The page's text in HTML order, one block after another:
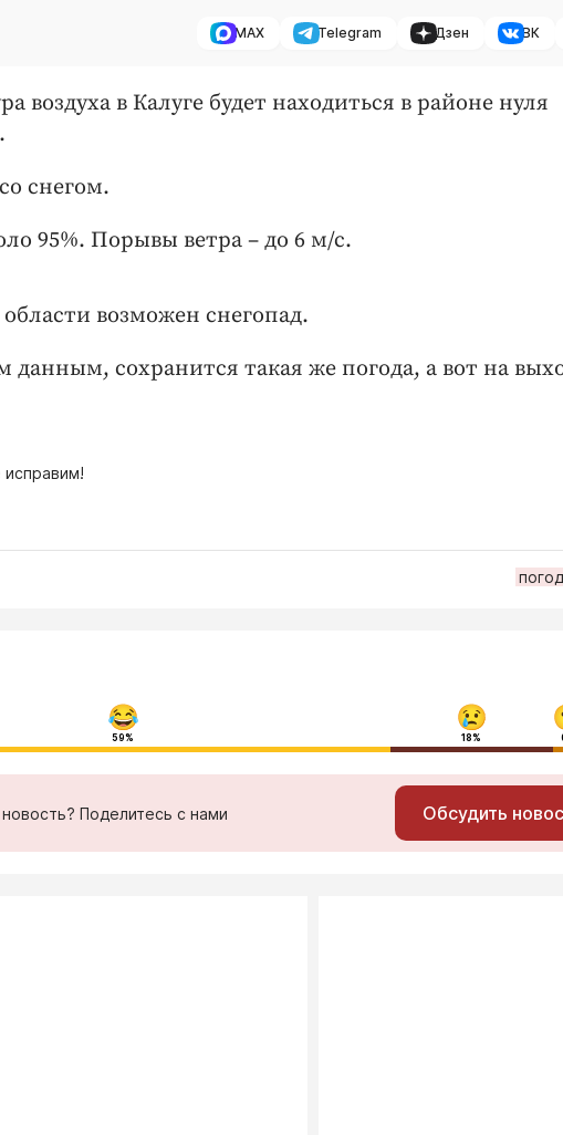
MAX Telegram Дзен ВК
воздуха в Калуге будет находиться в районе нуля
снегом.
95%. Порывы ветра – до 6 м/с.
возможен снегопад.
сохранится такая же погода, а вот на
59% 18%
Поделитесь с нами Обсудить